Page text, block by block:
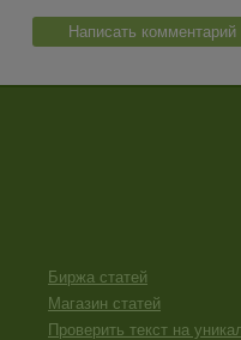
Написать комментарий
Биржа статей
Магазин статей
Проверить текст на